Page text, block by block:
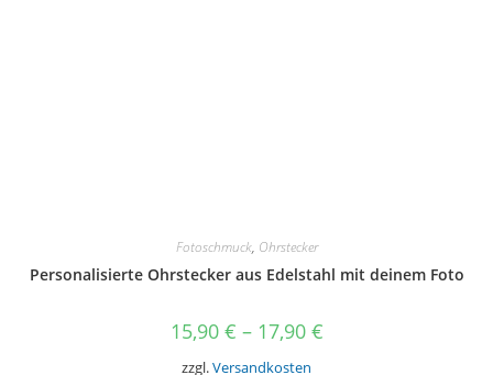
Fotoschmuck, Ohrstecker
Personalisierte Ohrstecker aus Edelstahl mit deinem Foto
15,90 € – 17,90 €
zzgl.Versandkosten